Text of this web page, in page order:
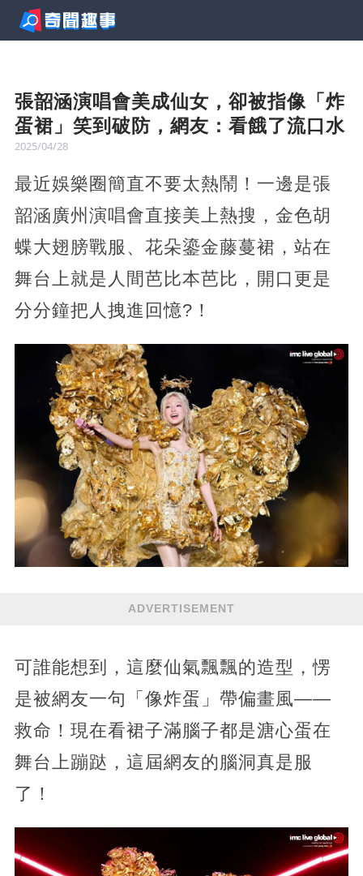
張韶涵演唱會美成仙女，卻被指像「炸
蛋裙」笑到破防，網友：看餓了流口水
2025/04/28
最近娛樂圈簡直不要太熱鬧！一邊是張
韶涵廣州演唱會直接美上熱搜，金色胡
蝶大翅膀戰服、花朵鎏金藤蔓裙，站在
舞台上就是人間芭比本芭比，開口更是
分分鐘把人拽進回憶?！
ADVERTISEMENT
可誰能想到，這麼仙氣飄飄的造型，愣
是被網友一句「像炸蛋」帶偏畫風——
救命！現在看裙子滿腦子都是溏心蛋在
舞台上蹦跶，這屆網友的腦洞真是服
了！